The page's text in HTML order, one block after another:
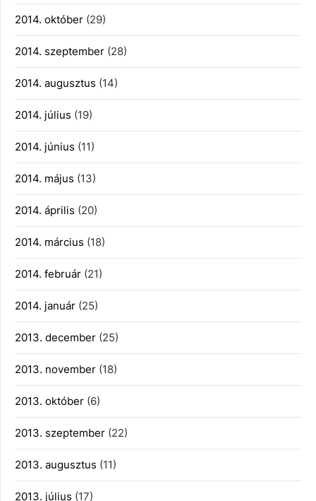
2014. október (29)
2014. szeptember (28)
2014. augusztus (14)
2014. július (19)
2014. június (11)
2014. május (13)
2014. április (20)
2014. március (18)
2014. február (21)
2014. január (25)
2013. december (25)
2013. november (18)
2013. október (6)
2013. szeptember (22)
2013. augusztus (11)
2013. július (17)